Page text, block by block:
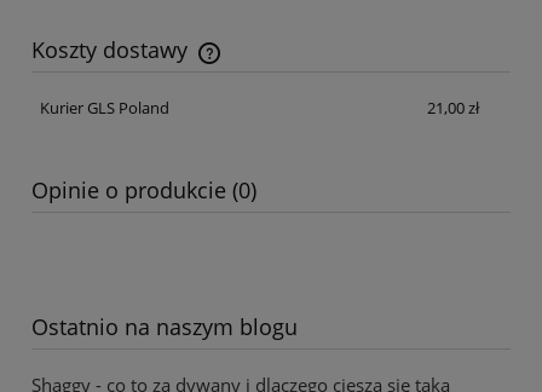
Koszty dostawy
Cena nie zawiera ewentualnych kosztów płatności
Kurier GLS Poland
21,00 zł
Opinie o produkcie (0)
Ostatnio na naszym blogu
Shaggy - co to za dywany i dlaczego cieszą się taką